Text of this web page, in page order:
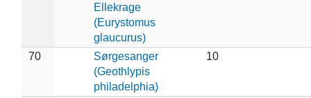
Ellekrage
(Eurystomus
glaucurus)
70
Sørgesanger
(Geothlypis
philadelphia)
10